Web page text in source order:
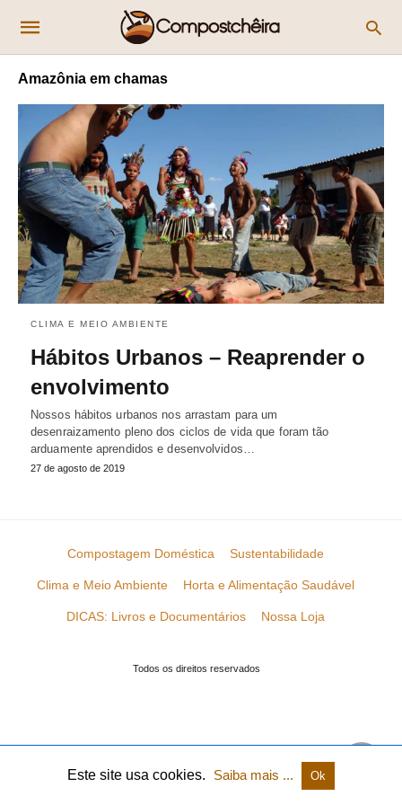
Amazônia em chamas
CLIMA E MEIO AMBIENTE
Hábitos Urbanos – Reaprender o
envolvimento
Nossos hábitos urbanos nos arrastam para um
desenraizamento pleno dos ciclos de vida que foram tão
arduamente aprendidos e desenvolvidos…
27 de agosto de 2019
Compostagem Doméstica Sustentabilidade
Clima e Meio Ambiente Horta e Alimentação Saudável
DICAS: Livros e Documentários Nossa Loja
Todos os direitos reservados
Este site usa cookies. Saiba mais ... Ok